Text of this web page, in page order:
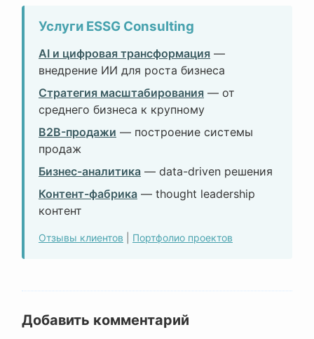
Услуги ESSG Consulting
AI и цифровая трансформация —
внедрение ИИ для роста бизнеса
Стратегия масштабирования — от
среднего бизнеса к крупному
B2B-продажи — построение системы
продаж
Бизнес-аналитика — data-driven решения
Контент-фабрика — thought leadership
контент
Отзывы клиентов Портфолио проектов
Добавить комментарий